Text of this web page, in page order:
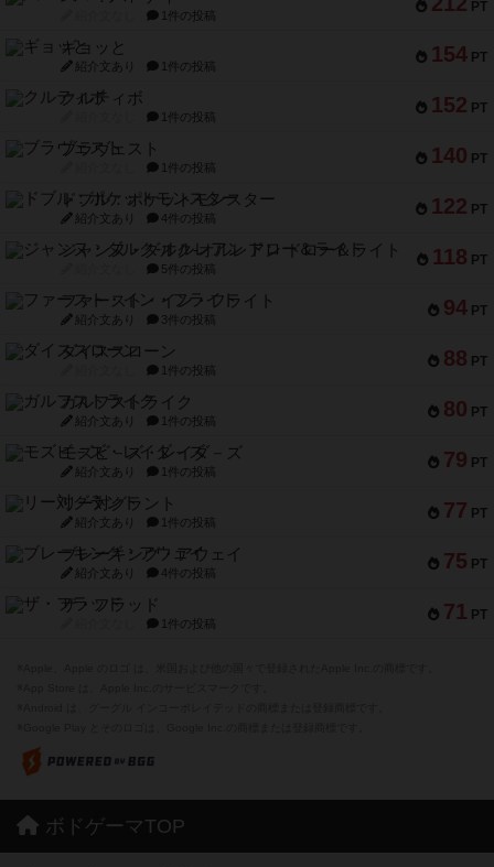
PT
1件の投稿
154 PT
ギョッと
紹介文あり 1件の投稿
152 PT
クルティボ
1件の投稿
140 PT
ブラヴェスト
1件の投稿
122 PT
ドブル：ポケットモンスター
紹介文あり 4件の投稿
118 PT
ジャンヌ・ダルク-オルレアン ドロー＆ライト
5件の投稿
94 PT
ファースト・イン・フライト
紹介文あり 3件の投稿
88 PT
ダイススローン
1件の投稿
80 PT
ガルフストライク
紹介文あり 1件の投稿
79 PT
モズビ－ズ・レイダ－ズ
紹介文あり 1件の投稿
77 PT
リー対グラント
紹介文あり 1件の投稿
75 PT
ブレーキング・アウェイ
紹介文あり 4件の投稿
71 PT
ザ・フラッド
1件の投稿
ボドゲーマTOP